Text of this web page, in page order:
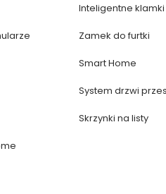
Inteligentne klamki
Zamek do furtki
Smart Home
System drzwi
Skrzynki na listy